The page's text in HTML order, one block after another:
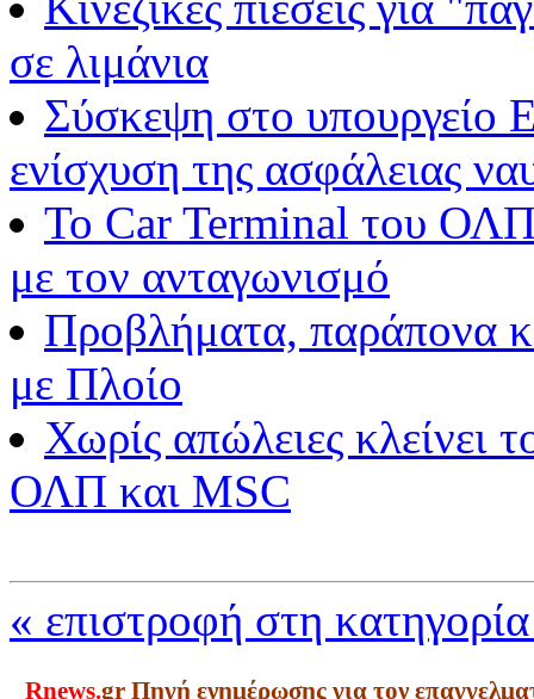
σε λιμάνια
Σύσκεψη στο υπουργείο
ενίσχυση της ασφάλειας
Το Car Terminal του ΟΛΠ
με τον ανταγωνισμό
Προβλήματα, παράπονα
με Πλοίο
Χωρίς απώλειες κλείνει
ΟΛΠ και MSC
« επιστροφή στη
Rnews.gr Πηγή ενημέρωσης για τον